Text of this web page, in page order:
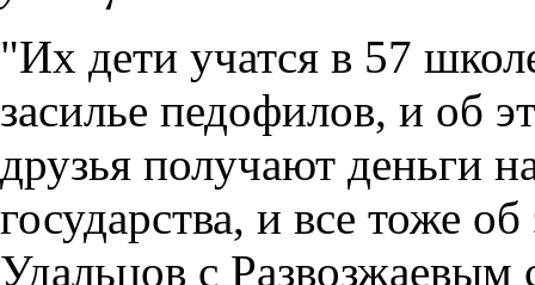
"Их дети учатся в 57
засилье педофилов, и об
друзья получают деньги
государства, и все тоже
Удальцов с